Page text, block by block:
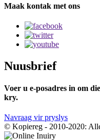
Maak kontak met ons
Nuusbrief
Voer u e-posadres in om
kry.
Navraag vir pryslys
© Kopiereg - 2010-2020: